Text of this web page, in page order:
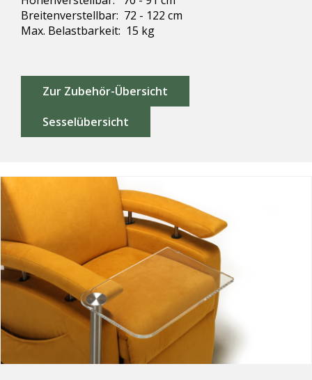
Breitenverstellbar: 72 - 122 cm
Max. Belastbarkeit: 15 kg
Zur Zubehör-Übersicht
Sesselübersicht